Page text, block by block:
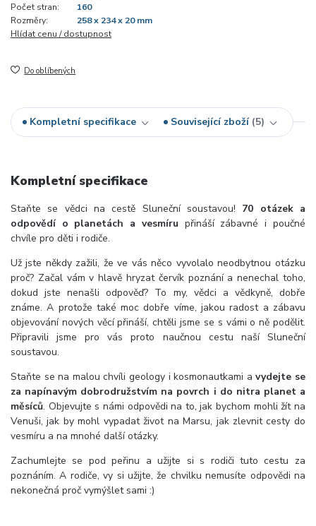
Počet stran:
160
Rozměry:
258 x 234 x 20 mm
Hlídat cenu / dostupnost
Do oblíbených
Kompletní specifikace Související zboží 5
Kompletní specifikace
Staňte se vědci na cestě Sluneční soustavou! 70 otázek a
odpovědí o planetách a vesmíru přináší zábavné i poučné
chvíle pro děti i rodiče.
Už jste někdy zažili, že ve vás něco vyvolalo neodbytnou otázku
proč? Začal vám v hlavě hryzat červík poznání a nenechal toho,
dokud jste nenašli odpověď? To my, vědci a vědkyně, dobře
známe. A protože také moc dobře víme, jakou radost a zábavu
objevování nových věcí přináší, chtěli jsme se s vámi o ně podělit.
Připravili jsme pro vás proto naučnou cestu naší Sluneční
soustavou.
Staňte se na malou chvíli geology i kosmonautkami avydejte se
za napínavým dobrodružstvím na povrch i do nitra planet a
měsíců. Objevujte s námi odpovědi na to, jak bychom mohli žít na
Venuši, jak by mohl vypadat život na Marsu, jak zlevnit cesty do
vesmíru a na mnohé další otázky.
Zachumlejte se pod peřinu a užijte si s rodiči tuto cestu za
poznáním. A rodiče, vy si užijte, že chvilku nemusíte odpovědi na
nekonečná proč vymýšlet sami :)